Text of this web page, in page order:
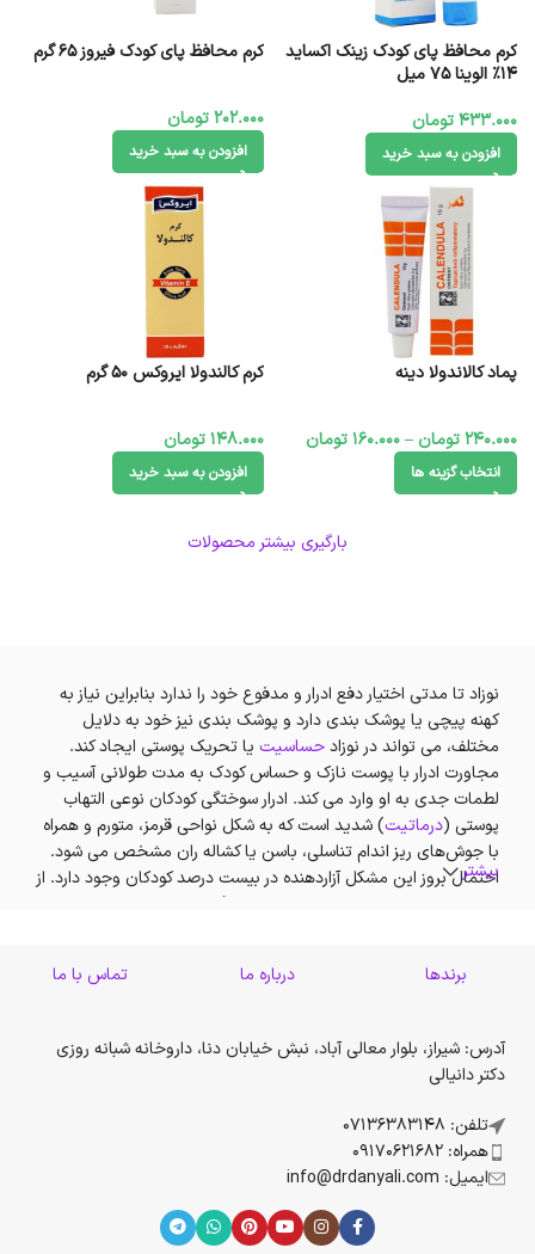
کرم محافظ پای کودک زینک اکساید
14% الوینا 75 میل
433.000تومان
افزودن به سبد خرید
کرم محافظ پای کودک فیروز 65 گرم
202.000تومان
افزودن به سبد خرید
پماد کالاندولا دینه
240.000تومان –
160.000تومان
انتخاب گزینه ها
کرم کالندولا ایروکس 50 گرم
148.000تومان
افزودن به سبد خرید
بارگیری بیشتر محصولات
نوزاد تا مدتی اختیار دفع ادرار و مدفوع خود را ندارد بنابراین نیاز به
کهنه پیچی یا پوشک بندی دارد و پوشک بندی نیز خود به دلایل
مختلف، می تواند در نوزادحساسیت یا تحریک پوستی ایجاد کند.
مجاورت ادرار با پوست نازک و حساس کودک به مدت طولانی آسیب و
لطمات جدی به او وارد می کند. ادرار سوختگی کودکان نوعی التهاب
پوستی (درماتیت) شدید است که به شکل نواحی قرمز، متورم و همراه
با جوش‌های ریز اندام تناسلی، باسن یا کشاله ران مشخص می شود.
احتمال بروز این مشکل آزاردهنده در بیست درصد کودکان وجود دارد. از
دید پزشکان متخصص اطفال، ادرار سوختگی به دلایل تعویض
مرتب پوشک آن‌ها عوض می‌شود نیز ممکن است دچار ادرار سوختگی
علائم ادرار سوختگی
راش ناحیۀ پوشک می‌تواند خفیف به شکل چند جوش قرمز و زبر در یک
ناحیۀ کوچک باشد یا وسیع تر شامل جوش‌های دردناک و قرمزی که به
شکم و ران کودک گسترش یافته است. برخی از علائم دیگر ادرار
سوختگی شامل موارد زیر است:
التهاب یا قرمزی پوست کودک در ناحیۀ زیر پوشک
بیشتر
برندها درباره ما تماس با ما
آدرس: شیراز، بلوار معالی آباد، نبش خیابان دنا، داروخانه شبانه روزی
دکتر دانیالی
تلفن: 07136383148
همراه: 09170621682
ایمیل: info@drdanyali.com